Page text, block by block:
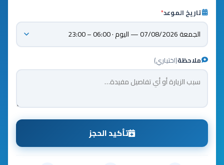
تاريخ الموعد*
ملاحظة(اختياري)
تأكيد الحجز